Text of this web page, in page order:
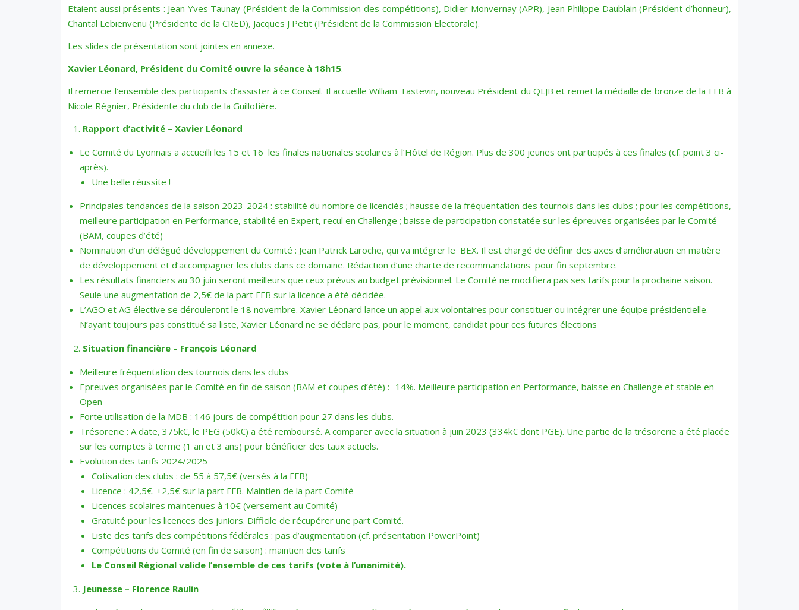
Etaient aussi présents : Jean Yves Taunay (Président de la Commission des compétitions), Didier Monvernay (APR), Jean Philippe Daublain (Président d’honneur),
Chantal Lebienvenu (Présidente de la CRED), Jacques J Petit (Président de la Commission Electorale).
Les slides de présentation sont jointes en annexe.
Xavier Léonard, Président du Comité ouvre la séance à 18h15.
Il remercie l’ensemble des participants d’assister à ce Conseil. Il accueille William Tastevin, nouveau Président du QLJB et remet la médaille de bronze de la FFB à
Nicole Régnier, Présidente du club de la Guillotière.
Rapport d’activité – Xavier Léonard
Le Comité du Lyonnais a accueilli les 15 et 16 les finales nationales scolaires à l’Hôtel de Région. Plus de 300 jeunes ont participés à ces finales (cf. point 3 ci-
après).
Une belle réussite !
Principales tendances de la saison 2023-2024 : stabilité du nombre de licenciés ; hausse de la fréquentation des tournois dans les clubs ; pour les compétitions,
meilleure participation en Performance, stabilité en Expert, recul en Challenge ; baisse de participation constatée sur les épreuves organisées par le Comité
(BAM, coupes d’été)
Nomination d’un délégué développement du Comité : Jean Patrick Laroche, qui va intégrer le BEX. Il est chargé de définir des axes d’amélioration en matière
de développement et d’accompagner les clubs dans ce domaine. Rédaction d’une charte de recommandations pour fin septembre.
Les résultats financiers au 30 juin seront meilleurs que ceux prévus au budget prévisionnel. Le Comité ne modifiera pas ses tarifs pour la prochaine saison.
Seule une augmentation de 2,5€ de la part FFB sur la licence a été décidée.
L’AGO et AG élective se dérouleront le 18 novembre. Xavier Léonard lance un appel aux volontaires pour constituer ou intégrer une équipe présidentielle.
N’ayant toujours pas constitué sa liste, Xavier Léonard ne se déclare pas, pour le moment, candidat pour ces futures élections
Situation financière – François Léonard
Meilleure fréquentation des tournois dans les clubs
Epreuves organisées par le Comité en fin de saison (BAM et coupes d’été) : -14%. Meilleure participation en Performance, baisse en Challenge et stable en
Open
Forte utilisation de la MDB : 146 jours de compétition pour 27 dans les clubs.
Trésorerie : A date, 375k€, le PEG (50k€) a été remboursé. A comparer avec la situation à juin 2023 (334k€ dont PGE). Une partie de la trésorerie a été placée
sur les comptes à terme (1 an et 3 ans) pour bénéficier des taux actuels.
Evolution des tarifs 2024/2025
Cotisation des clubs : de 55 à 57,5€ (versés à la FFB)
Licence : 42,5€. +2,5€ sur la part FFB. Maintien de la part Comité
Licences scolaires maintenues à 10€ (versement au Comité)
Gratuité pour les licences des juniors. Difficile de récupérer une part Comité.
Liste des tarifs des compétitions fédérales : pas d’augmentation (cf. présentation PowerPoint)
Compétitions du Comité (en fin de saison) : maintien des tarifs
Le Conseil Régional valide l’ensemble de ces tarifs (vote à l’unanimité).
Jeunesse – Florence Raulin